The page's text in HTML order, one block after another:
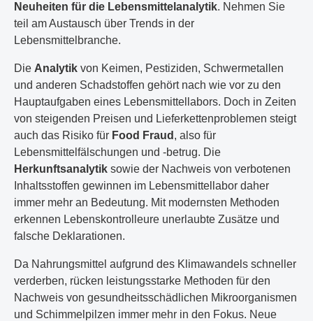
Neuheiten für die Lebensmittelanalytik. Nehmen Sie
teil am Austausch über Trends in der
Lebensmittelbranche.
Die Analytik von Keimen, Pestiziden, Schwermetallen
und anderen Schadstoffen gehört nach wie vor zu den
Hauptaufgaben eines Lebensmittellabors. Doch in Zeiten
von steigenden Preisen und Lieferkettenproblemen steigt
auch das Risiko für Food Fraud , also für
Lebensmittelfälschungen und -betrug. Die
Herkunftsanalytik sowie der Nachweis von verbotenen
Inhaltsstoffen gewinnen im Lebensmittellabor daher
immer mehr an Bedeutung. Mit modernsten Methoden
erkennen Lebenskontrolleure unerlaubte Zusätze und
falsche Deklarationen.
Da Nahrungsmittel aufgrund des Klimawandels schneller
verderben, rücken leistungsstarke Methoden für den
Nachweis von gesundheitsschädlichen Mikroorganismen
und Schimmelpilzen immer mehr in den Fokus. Neue